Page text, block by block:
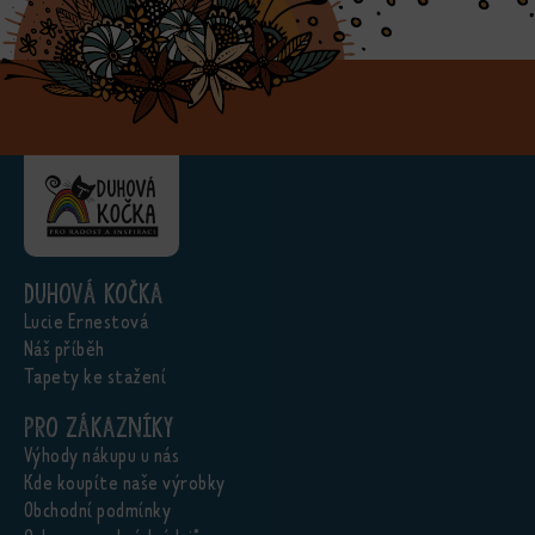
Duhová kočka
Lucie Ernestová
Náš příběh
Tapety ke stažení
Pro zákazníky
Výhody nákupu u nás
Kde koupíte naše výrobky
Obchodní podmínky